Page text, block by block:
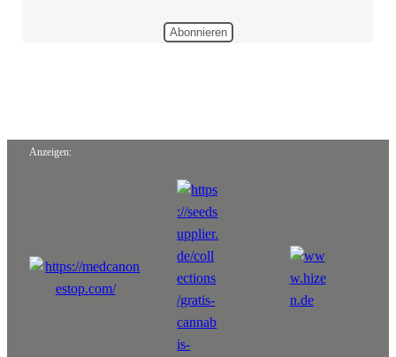
Anzeigen: